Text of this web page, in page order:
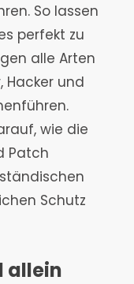
So lassen
perfekt zu
alle Arten
Hacker und
wie die
Patch
Schutz
allein